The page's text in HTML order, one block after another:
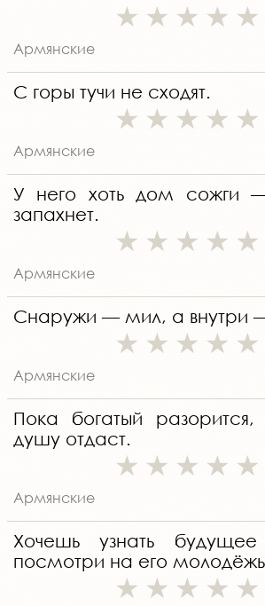
Армянские
С горы тучи не сходят.
Армянские
У него хоть дом сожги
запахнет.
Армянские
Снаружи — мил, а внутри
Армянские
Пока богатый разорится,
душу отдаст.
Армянские
Хочешь узнать
посмотри на его